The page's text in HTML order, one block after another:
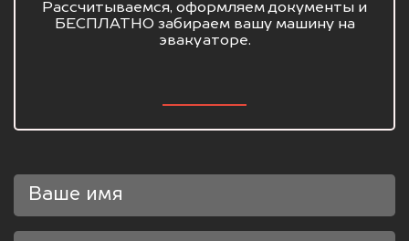
Рассчитываемся, оформляем документы и
БЕСПЛАТНО забираем вашу машину на
эвакуаторе.